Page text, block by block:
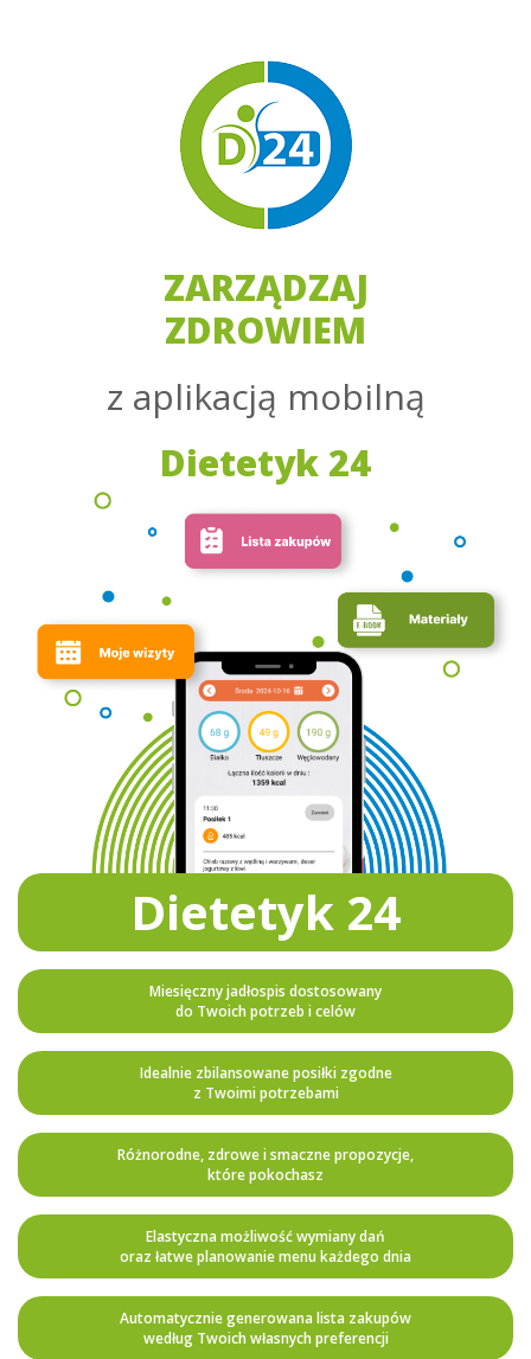
ZARZĄDZAJ
ZDROWIEM
z aplikacją mobilną
Dietetyk 24
Dietetyk 24
Miesięczny jadłospis dostosowany
do Twoich potrzeb i celów
Idealnie zbilansowane posiłki zgodne
z Twoimi potrzebami
Różnorodne, zdrowe i smaczne propozycje,
które pokochasz
Elastyczna możliwość wymiany dań
oraz łatwe planowanie menu każdego dnia
Automatycznie generowana lista zakupów
według Twoich własnych preferencji